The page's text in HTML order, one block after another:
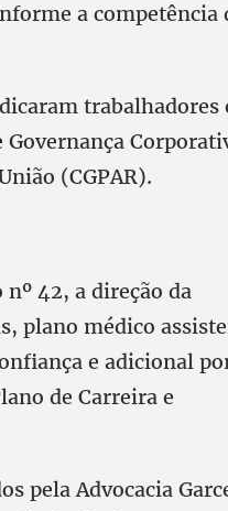
a competência
trabalhadores
(CGPAR).
42, a direção da
plano médico
e adicional
de Carreira e
pela Advocacia